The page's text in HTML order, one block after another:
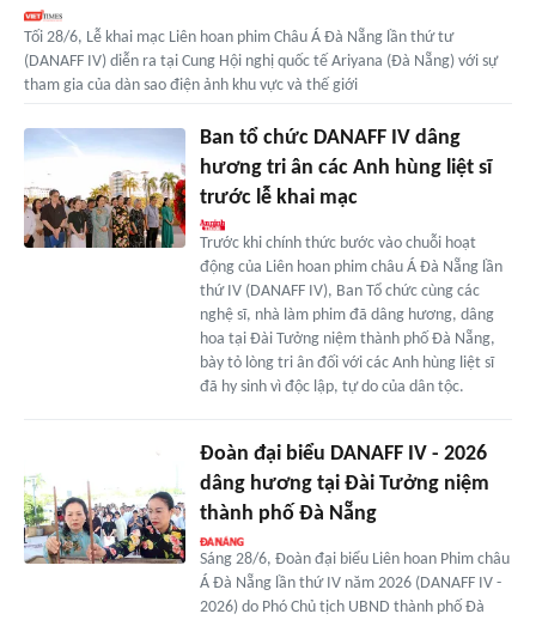
Tối 28/6, Lễ khai mạc Liên hoan phim Châu Á Đà Nẵng lần thứ tư
(DANAFF IV) diễn ra tại Cung Hội nghị quốc tế Ariyana (Đà Nẵng) với sự
tham gia của dàn sao điện ảnh khu vực và thế giới
Ban tổ chức DANAFF IV dâng
hương tri ân các Anh hùng liệt sĩ
trước lễ khai mạc
Trước khi chính thức bước vào chuỗi hoạt
động của Liên hoan phim châu Á Đà Nẵng lần
thứ IV (DANAFF IV), Ban Tổ chức cùng các
nghệ sĩ, nhà làm phim đã dâng hương, dâng
hoa tại Đài Tưởng niệm thành phố Đà Nẵng,
bày tỏ lòng tri ân đối với các Anh hùng liệt sĩ
đã hy sinh vì độc lập, tự do của dân tộc.
Đoàn đại biểu DANAFF IV - 2026
dâng hương tại Đài Tưởng niệm
thành phố Đà Nẵng
Sáng 28/6, Đoàn đại biểu Liên hoan Phim châu
Á Đà Nẵng lần thứ IV năm 2026 (DANAFF IV -
2026) do Phó Chủ tịch UBND thành phố Đà